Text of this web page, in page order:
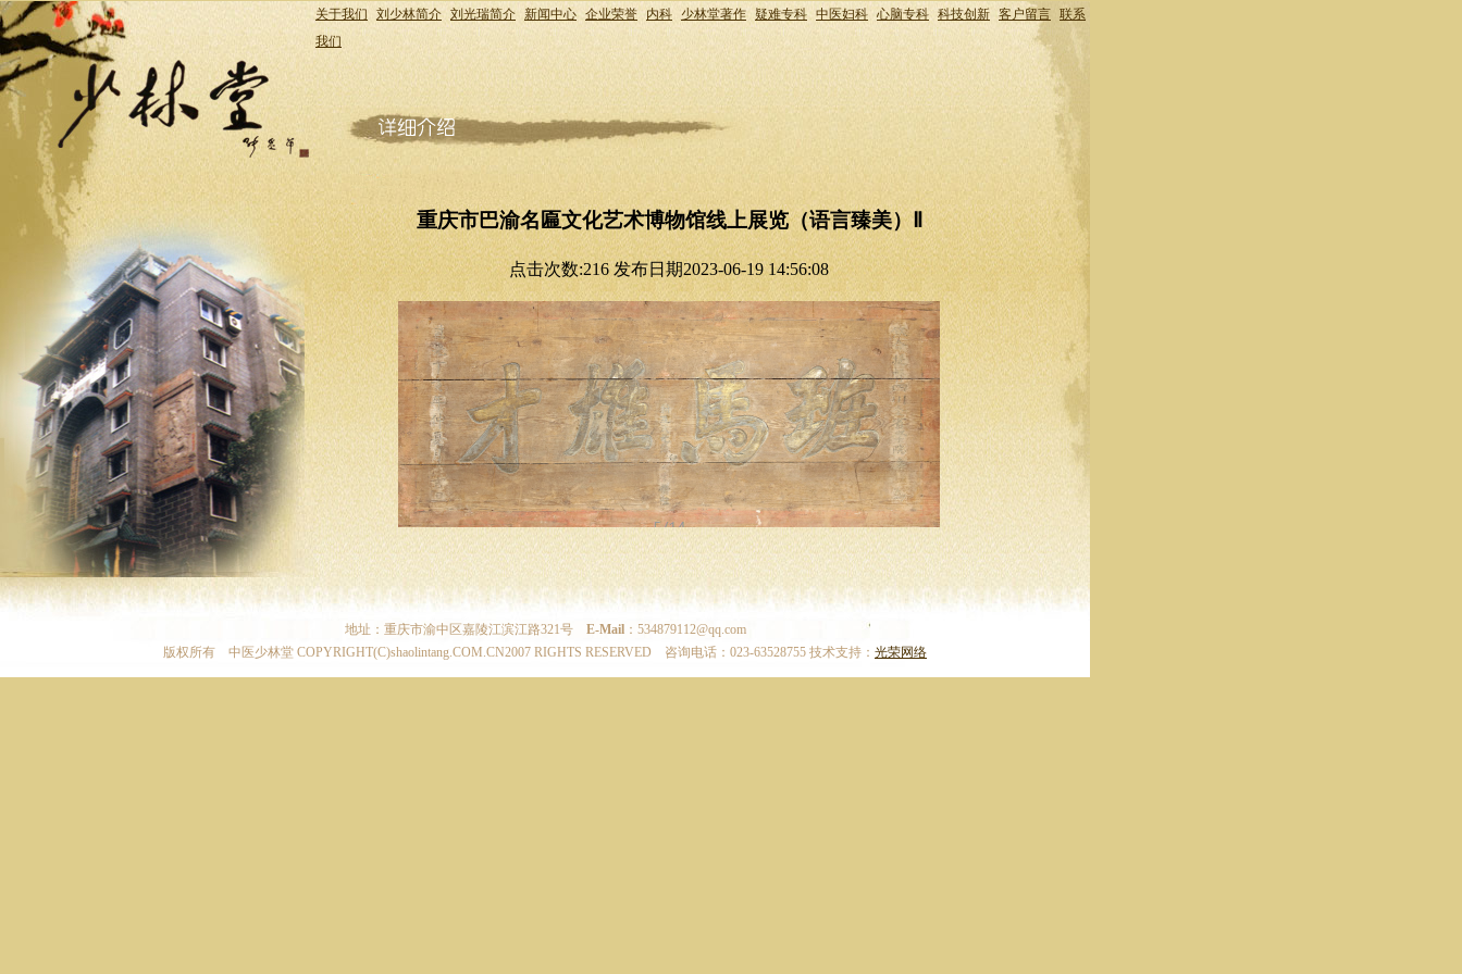
关于我们 刘少林简介 刘光瑞简介 新闻中心 企业荣誉 内科 少林堂著作 疑难专科 中医妇科 心脑专科 科技创新 客户留言 联系
我们
重庆市巴渝名匾文化艺术博物馆线上展览（语言臻美）Ⅱ
点击次数:216 发布日期2023-06-19 14:56:08
斑马雄才
地址：重庆市渝中区嘉陵江滨江路321号 E-Mail：534879112@qq.com
版权所有 中医少林堂 COPYRIGHT(C)shaolintang.COM.CN2007 RIGHTS RESERVED 咨询电话：023-63528755 技术支持： 光荣网络